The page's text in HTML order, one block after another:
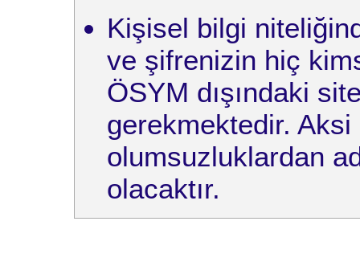
Kişisel bilgi
ve şifrenizin hiç
ÖSYM dışındaki
gerekmektedir.
olumsuzluklardan
olacaktır.